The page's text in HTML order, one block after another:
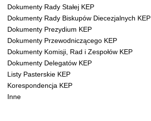
Dokumenty Rady Stałej KEP
Dokumenty Rady Biskupów Diecezjalnych KEP
Dokumenty Prezydium KEP
Dokumenty Przewodniczącego KEP
Dokumenty Komisji, Rad i Zespołów KEP
Dokumenty Delegatów KEP
Listy Pasterskie KEP
Korespondencja KEP
Inne